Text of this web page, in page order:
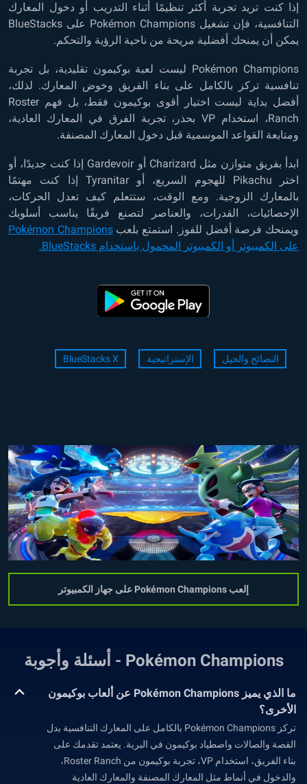
إذا كنت تريد تجربة أكثر تنظيمًا أثناء التدريب أو دخول المعارك
التنافسية، فإن تشغيل Pokémon Champions على BlueStacks
يمكن أن يمنحك أفضلية مريحة من ناحية الرؤية والتحكم.
Pokémon Champions ليست لعبة بوكيمون تقليدية، بل تجربة
تنافسية تركز بالكامل على بناء الفريق وخوض المعارك. لذلك،
أفضل بداية ليست اختيار أقوى بوكيمون فقط، بل فهم Roster
Ranch، استخدام VP بحذر، تجربة الفرق في المعارك العادية،
ومتابعة القواعد الموسمية قبل دخول المعارك المصنفة.
ابدأ بفريق متوازن مثل Charizard أو Gardevoir إذا كنت جديدًا، أو
اختر Pikachu للهجوم السريع، أو Tyranitar إذا كنت مهتمًا
بالمعارك الزوجية. ومع الوقت، ستتعلم كيف تعدل الحركات،
الإحصائيات، القدرات، والعناصر لتصنع فريقًا يناسب أسلوبك
ويمنحك فرصة أفضل للفوز. استمتع بلعبPokémon Champions
على الكمبيوتر أو الكمبيوتر المحمول باستخدام BlueStacks.
النصائح والحيل الإستراتيجية BlueStacks X
إلعب Pokémon Champions على جهاز الكمبيوتر
Pokémon Champions - أسئلة وأجوبة
ما الذي يميز Pokémon Champions عن ألعاب بوكيمون
الأخرى؟
تركز Pokémon Champions بالكامل على المعارك التنافسية بدل
القصة والصالات واصطياد بوكيمون في البرية. يعتمد تقدمك على
بناء الفريق، استخدام VP، تجربة بوكيمون من Roster Ranch،
والدخول في أنماط مثل المعارك المصنفة والمعارك العادية